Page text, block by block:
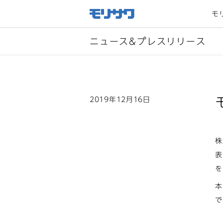
モ
ニュース&プレスリリース
2019年12月16日